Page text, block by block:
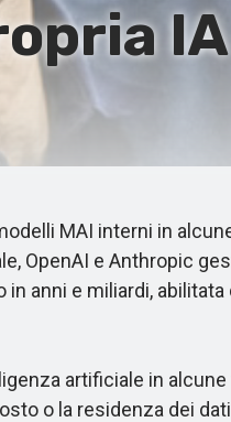
IA
MAI interni in
OpenAI e Anthropic
anni e miliardi,
artificiale in alcune
o la residenza dei